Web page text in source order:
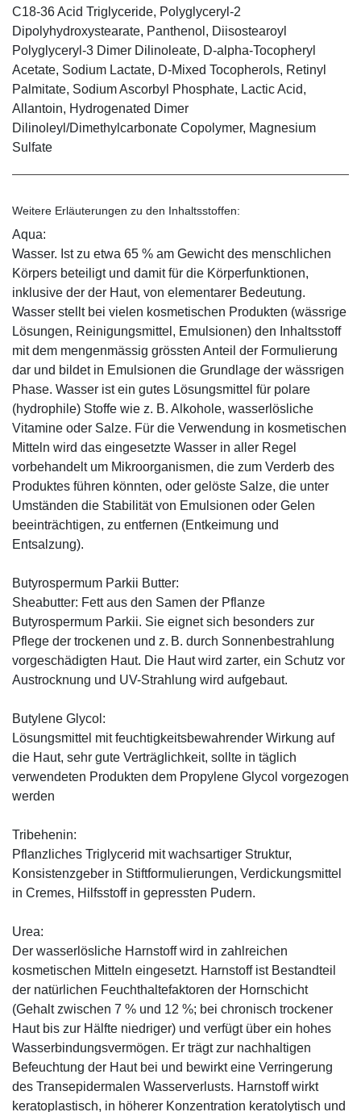
C18-36 Acid Triglyceride, Polyglyceryl-2
Dipolyhydroxystearate, Panthenol, Diisostearoyl
Polyglyceryl-3 Dimer Dilinoleate, D-alpha-Tocopheryl
Acetate, Sodium Lactate, D-Mixed Tocopherols, Retinyl
Palmitate, Sodium Ascorbyl Phosphate, Lactic Acid,
Allantoin, Hydrogenated Dimer
Dilinoleyl/Dimethylcarbonate Copolymer, Magnesium
Sulfate
Weitere Erläuterungen zu den Inhaltsstoffen:
Aqua:
Wasser. Ist zu etwa 65 % am Gewicht des menschlichen
Körpers beteiligt und damit für die Körperfunktionen,
inklusive der der Haut, von elementarer Bedeutung.
Wasser stellt bei vielen kosmetischen Produkten (wässrige
Lösungen, Reinigungsmittel, Emulsionen) den Inhaltsstoff
mit dem mengenmässig grössten Anteil der Formulierung
dar und bildet in Emulsionen die Grundlage der wässrigen
Phase. Wasser ist ein gutes Lösungsmittel für polare
(hydrophile) Stoffe wie z. B. Alkohole, wasserlösliche
Vitamine oder Salze. Für die Verwendung in kosmetischen
Mitteln wird das eingesetzte Wasser in aller Regel
vorbehandelt um Mikroorganismen, die zum Verderb des
Produktes führen könnten, oder gelöste Salze, die unter
Umständen die Stabilität von Emulsionen oder Gelen
beeinträchtigen, zu entfernen (Entkeimung und
Entsalzung).
Butyrospermum Parkii Butter:
Sheabutter: Fett aus den Samen der Pflanze
Butyrospermum Parkii. Sie eignet sich besonders zur
Pflege der trockenen und z. B. durch Sonnenbestrahlung
vorgeschädigten Haut. Die Haut wird zarter, ein Schutz vor
Austrocknung und UV-Strahlung wird aufgebaut.
Butylene Glycol:
Lösungsmittel mit feuchtigkeitsbewahrender Wirkung auf
die Haut, sehr gute Verträglichkeit, sollte in täglich
verwendeten Produkten dem Propylene Glycol vorgezogen
werden
Tribehenin:
Pflanzliches Triglycerid mit wachsartiger Struktur,
Konsistenzgeber in Stiftformulierungen, Verdickungsmittel
in Cremes, Hilfsstoff in gepressten Pudern.
Urea:
Der wasserlösliche Harnstoff wird in zahlreichen
kosmetischen Mitteln eingesetzt. Harnstoff ist Bestandteil
der natürlichen Feuchthaltefaktoren der Hornschicht
(Gehalt zwischen 7 % und 12 %; bei chronisch trockener
Haut bis zur Hälfte niedriger) und verfügt über ein hohes
Wasserbindungsvermögen. Er trägt zur nachhaltigen
Befeuchtung der Haut bei und bewirkt eine Verringerung
des Transepidermalen Wasserverlusts. Harnstoff wirkt
keratoplastisch, in höherer Konzentration keratolytisch und